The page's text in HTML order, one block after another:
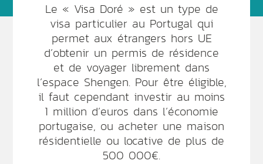
Le « Visa Doré » est un type de
visa particulier au Portugal qui
permet aux étrangers hors UE
d’obtenir un permis de résidence
et de voyager librement dans
l’espace Shengen. Pour être éligible,
il faut cependant investir au moins
1 million d’euros dans l’économie
portugaise, ou acheter une maison
résidentielle ou locative de plus de
500 000€.